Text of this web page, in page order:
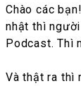
Chào các
nhật thì
Podcast. Thì
Và thật ra thì